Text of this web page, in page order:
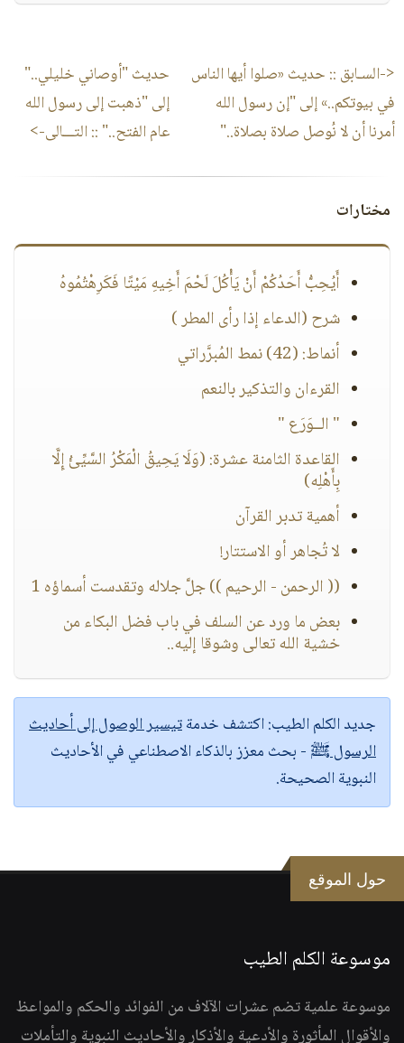
<-السـابق :: حديث «صلوا أيها الناس
في بيوتكم..» إلى "إن رسول الله
أمرنا أن لا نُوصل صلاة بصلاة.."
حديث "أوصاني خليلي.."
إلى "ذهبت إلى رسول الله
عام الفتح.." :: التـــالى->
مختارات
أَيُحِبُّ أَحَدُكُمْ أَنْ يَأْكُلَ لَحْمَ أَخِيهِ مَيْتًا فَكَرِهْتُمُوهُ
شرح (الدعاء إذا رأى المطر )
أنماط: (42) نمط المُبرَّراتي
القرءان والتذكير بالنعم
" الــوَرَع "
القاعدة الثامنة عشرة: (وَلَا يَحِيقُ الْمَكْرُ السَّيِّئُ إِلَّا
بِأَهْلِه)
أهمية تدبر القرآن
لا تُجاهر أو الاستتار!
(( الرحمن - الرحيم )) جلَّ جلاله وتقدست أسماؤه 1
بعض ما ورد عن السلف في باب فضل البكاء من
خشية الله تعالى وشوقا إليه..
جديد الكلم الطيب:اكتشف خدمةتيسير الوصول إلى أحاديث
الرسول ﷺ - بحث معزز بالذكاء الاصطناعي في الأحاديث
النبوية الصحيحة.
حول الموقع
موسوعة الكلم الطيب
موسوعة علمية تضم عشرات الآلاف من الفوائد والحكم والمواعظ
والأقوال المأثورة والأدعية والأذكار والأحاديث النبوية والتأملات